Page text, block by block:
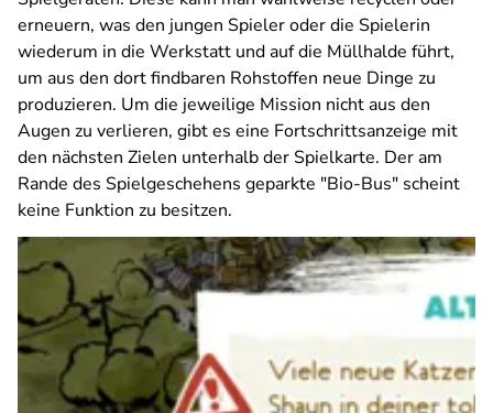
erneuern, was den jungen Spieler oder die Spielerin
wiederum in die Werkstatt und auf die Müllhalde führt,
um aus den dort findbaren Rohstoffen neue Dinge zu
produzieren. Um die jeweilige Mission nicht aus den
Augen zu verlieren, gibt es eine Fortschrittsanzeige mit
den nächsten Zielen unterhalb der Spielkarte. Der am
Rande des Spielgeschehens geparkte "Bio-Bus" scheint
keine Funktion zu besitzen.